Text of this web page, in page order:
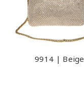
9914 | Beige